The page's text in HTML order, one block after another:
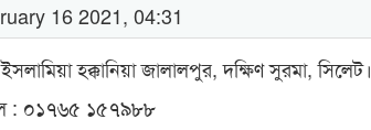
16 2021, 04:31
হক্কানিয়া জালালপুর, দক্ষিণ সুরমা, সিলেট।
: ০১৭৬৫ ১৫৭৯৮৮